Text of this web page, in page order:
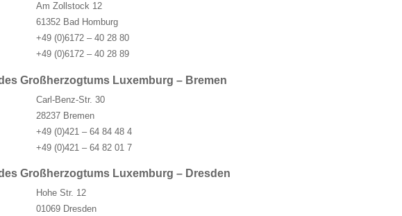
Am Zollstock 12
61352 Bad Homburg
+49 (0)6172 – 40 28 80
+49 (0)6172 – 40 28 89
Großherzogtums Luxemburg – Bremen
Carl-Benz-Str. 30
28237 Bremen
+49 (0)421 – 64 84 48 4
+49 (0)421 – 64 82 01 7
Großherzogtums Luxemburg – Dresden
Hohe Str. 12
01069 Dresden